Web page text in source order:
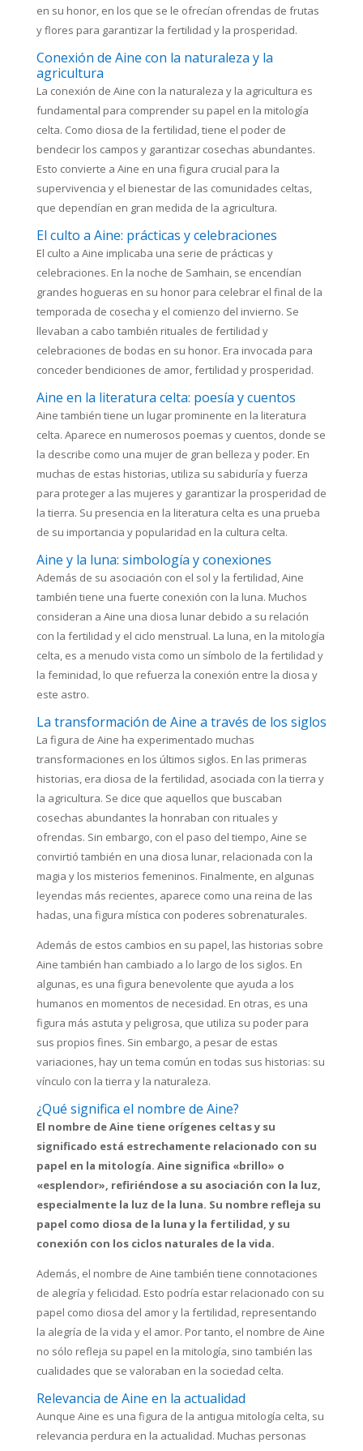
en su honor, en los que se le ofrecían ofrendas de frutas
y flores para garantizar la fertilidad y la prosperidad.
Conexión de Aine con la naturaleza y la
agricultura
La conexión de Aine con la naturaleza y la agricultura es
fundamental para comprender su papel en la mitología
celta. Como diosa de la fertilidad, tiene el poder de
bendecir los campos y garantizar cosechas abundantes.
Esto convierte a Aine en una figura crucial para la
supervivencia y el bienestar de las comunidades celtas,
que dependían en gran medida de la agricultura.
El culto a Aine: prácticas y celebraciones
El culto a Aine implicaba una serie de prácticas y
celebraciones. En la noche de Samhain, se encendían
grandes hogueras en su honor para celebrar el final de la
temporada de cosecha y el comienzo del invierno. Se
llevaban a cabo también rituales de fertilidad y
celebraciones de bodas en su honor. Era invocada para
conceder bendiciones de amor, fertilidad y prosperidad.
Aine en la literatura celta: poesía y cuentos
Aine también tiene un lugar prominente en la literatura
celta. Aparece en numerosos poemas y cuentos, donde se
la describe como una mujer de gran belleza y poder. En
muchas de estas historias, utiliza su sabiduría y fuerza
para proteger a las mujeres y garantizar la prosperidad de
la tierra. Su presencia en la literatura celta es una prueba
de su importancia y popularidad en la cultura celta.
Aine y la luna: simbología y conexiones
Además de su asociación con el sol y la fertilidad, Aine
también tiene una fuerte conexión con la luna. Muchos
consideran a Aine una diosa lunar debido a su relación
con la fertilidad y el ciclo menstrual. La luna, en la mitología
celta, es a menudo vista como un símbolo de la fertilidad y
la feminidad, lo que refuerza la conexión entre la diosa y
este astro.
La transformación de Aine a través de los siglos
La figura de Aine ha experimentado muchas
transformaciones en los últimos siglos. En las primeras
historias, era diosa de la fertilidad, asociada con la tierra y
la agricultura. Se dice que aquellos que buscaban
cosechas abundantes la honraban con rituales y
ofrendas. Sin embargo, con el paso del tiempo, Aine se
convirtió también en una diosa lunar, relacionada con la
magia y los misterios femeninos. Finalmente, en algunas
leyendas más recientes, aparece como una reina de las
hadas, una figura mística con poderes sobrenaturales.
Además de estos cambios en su papel, las historias sobre
Aine también han cambiado a lo largo de los siglos. En
algunas, es una figura benevolente que ayuda a los
humanos en momentos de necesidad. En otras, es una
figura más astuta y peligrosa, que utiliza su poder para
sus propios fines. Sin embargo, a pesar de estas
variaciones, hay un tema común en todas sus historias: su
vínculo con la tierra y la naturaleza.
¿Qué significa el nombre de Aine?
El nombre de Aine tiene orígenes celtas y su
significado está estrechamente relacionado con su
papel en la mitología. Aine significa «brillo» o
«esplendor», refiriéndose a su asociación con la luz,
especialmente la luz de la luna. Su nombre refleja su
papel como diosa de la luna y la fertilidad, y su
conexión con los ciclos naturales de la vida.
Además, el nombre de Aine también tiene connotaciones
de alegría y felicidad. Esto podría estar relacionado con su
papel como diosa del amor y la fertilidad, representando
la alegría de la vida y el amor. Por tanto, el nombre de Aine
no sólo refleja su papel en la mitología, sino también las
cualidades que se valoraban en la sociedad celta.
Relevancia de Aine en la actualidad
Aunque Aine es una figura de la antigua mitología celta, su
relevancia perdura en la actualidad. Muchas personas